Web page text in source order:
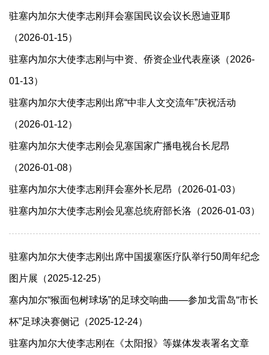
驻塞内加尔大使李志刚拜会塞国民议会议长恩迪亚耶
（2026-01-15）
驻塞内加尔大使李志刚与中资、侨资企业代表座谈（2026-
01-13）
驻塞内加尔大使李志刚出席“中非人文交流年”庆祝活动
（2026-01-12）
驻塞内加尔大使李志刚会见塞国家广播电视台长尼昂
（2026-01-08）
驻塞内加尔大使李志刚拜会塞外长尼昂（2026-01-03）
驻塞内加尔大使李志刚会见塞总统府部长洛（2026-01-03）
驻塞内加尔大使李志刚出席中国援塞医疗队举行50周年纪念
图片展（2025-12-25）
塞内加尔“猴面包树球场”的足球交响曲——参加戈雷岛“市长
杯”足球决赛侧记（2025-12-24）
驻塞内加尔大使李志刚在《太阳报》等媒体发表署名文章